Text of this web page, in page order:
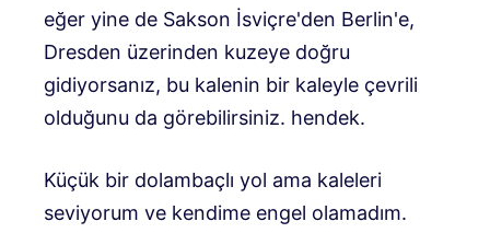
eğer yine de Sakson İsviçre'den Berlin'e,
Dresden üzerinden kuzeye doğru
gidiyorsanız, bu kalenin bir kaleyle çevrili
olduğunu da görebilirsiniz. hendek.
Küçük bir dolambaçlı yol ama kaleleri
seviyorum ve kendime engel olamadım.